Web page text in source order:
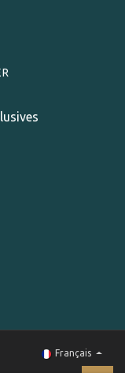
Français